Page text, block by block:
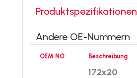
Produktspezifikationen
Andere OE-Nummern
OEM NO Beschreibung
172x20